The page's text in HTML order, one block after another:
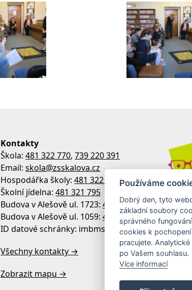
Kontakty
Škola:481 322 770,739 220 391
Email:skola@zsskalova.cz
Hospodářka školy:481 322 770
Školní jídelna:481 321 795
Budova v Alešově ul. 1723:481 322 758
Budova v Alešově ul. 1059:481 313 533
ID datové schránky: imbmsdx
Všechny kontakty →
Zobrazit mapu →
Používáme
Dobrý den, tyto
základní soubory
správného
cookies k
pracujete.
po Vašem souhlasu.
Více informací